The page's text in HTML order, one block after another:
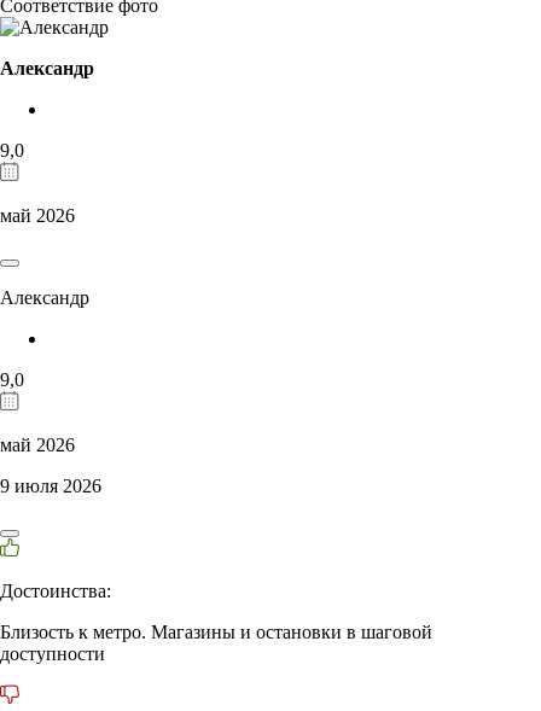
Соответствие фото
Александр
9,0
май 2026
Александр
9,0
май 2026
9 июля 2026
Достоинства:
Близость к метро. Магазины и остановки в шаговой
доступности